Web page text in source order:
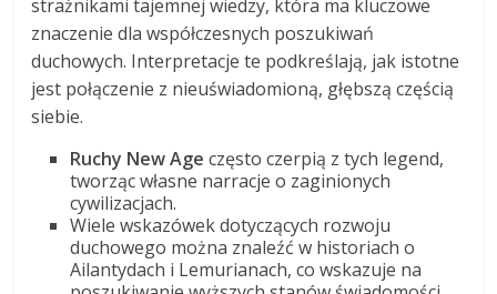
strażnikami tajemnej wiedzy, która ma kluczowe
znaczenie dla współczesnych poszukiwań
duchowych. Interpretacje te podkreślają, jak istotne
jest połączenie z nieuświadomioną, głębszą częścią
siebie.
Ruchy New Age często czerpią z tych legend,
tworząc własne narracje o zaginionych
cywilizacjach.
Wiele wskazówek dotyczących rozwoju
duchowego można znaleźć w historiach o
Ailantydach i Lemurianach, co wskazuje na